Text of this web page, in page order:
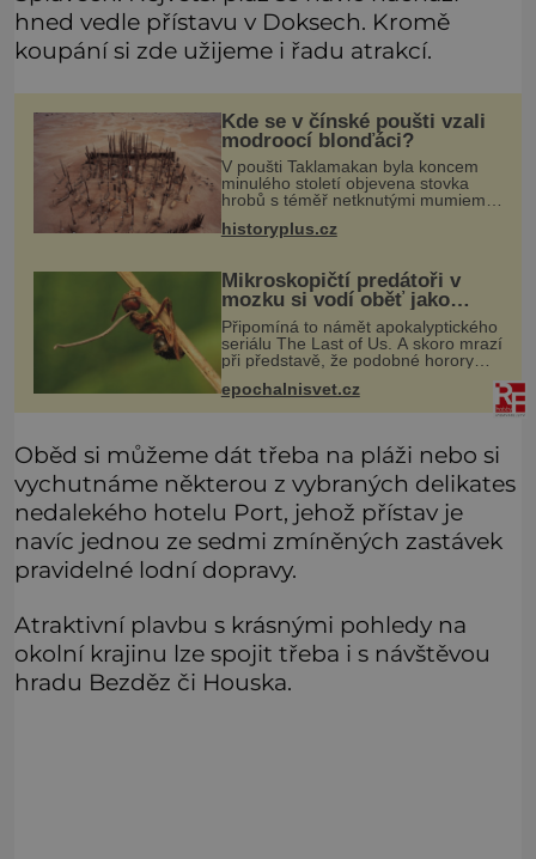
hned vedle přístavu v Doksech. Kromě
koupání si zde užijeme i řadu atrakcí.
Kde se v čínské poušti vzali
modroocí blonďáci?
V poušti Taklamakan byla koncem
minulého století objevena stovka
hrobů s téměř netknutými mumiemi.
četnými milodary. Asi nejvíc přitom
historyplus.cz
Mikroskopičtí predátoři v
mozku si vodí oběť jako
loutku
Připomíná to námět apokalyptického
seriálu The Last of Us. A skoro mrazí
při představě, že podobné horory
probíhají v přírodě běžně – s tím
rozdílem, že nejde pouze o infekce
parazitickou houbou a že
epochalnisvet.cz
Oběd si můžeme dát třeba na pláži nebo si
vychutnáme některou z vybraných delikates
nedalekého hotelu Port, jehož přístav je
navíc jednou ze sedmi zmíněných zastávek
pravidelné lodní dopravy.
Atraktivní plavbu s krásnými pohledy na
okolní krajinu lze spojit třeba i s návštěvou
hradu Bezděz či Houska.